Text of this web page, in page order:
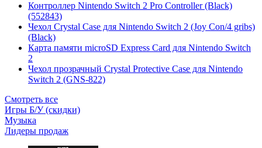
Контроллер Nintendo Switch 2 Pro Controller (Black)
(552843)
Чехол Сrystal Сase для Nintendo Switch 2 (Joy Con/4 gribs)
(Black)
Карта памяти microSD Express Card для Nintendo Switch
2
Чехол прозрачный Crystal Protective Case для Nintendo
Switch 2 (GNS-822)
Смотреть все
Игры Б/У (скидки)
Музыка
Лидеры продаж